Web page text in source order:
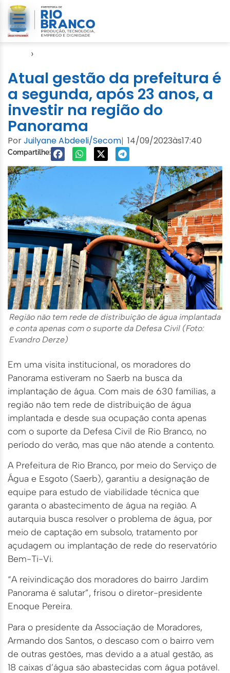
›
Atual gestão da prefeitura é
a segunda, após 23 anos, a
investir na região do
Panorama
PorJuilyane Abdeeli/Secom| 14/09/2023às17:40
Compartilhe:
Região não tem rede de distribuição de água implantada
e conta apenas com o suporte da Defesa Civil (Foto:
Evandro Derze)
Em uma visita institucional, os moradores do
Panorama estiveram no Saerb na busca da
implantação de água. Com mais de 630 famílias, a
região não tem rede de distribuição de água
implantada e desde sua ocupação conta apenas
com o suporte da Defesa Civil de Rio Branco, no
período do verão, mas que não atende a contento.
A Prefeitura de Rio Branco, por meio do Serviço de
Água e Esgoto (Saerb), garantiu a designação de
equipe para estudo de viabilidade técnica que
garanta o abastecimento de água na região. A
autarquia busca resolver o problema de água, por
meio de captação em subsolo, tratamento por
açudagem ou implantação de rede do reservatório
Bem-Ti-Vi.
“A reivindicação dos moradores do bairro Jardim
Panorama é salutar”, frisou o diretor-presidente
Enoque Pereira.
Para o presidente da Associação de Moradores,
Armando dos Santos, o descaso com o bairro vem
de outras gestões, mas devido a a atual gestão, as
18 caixas d’água são abastecidas com água potável.